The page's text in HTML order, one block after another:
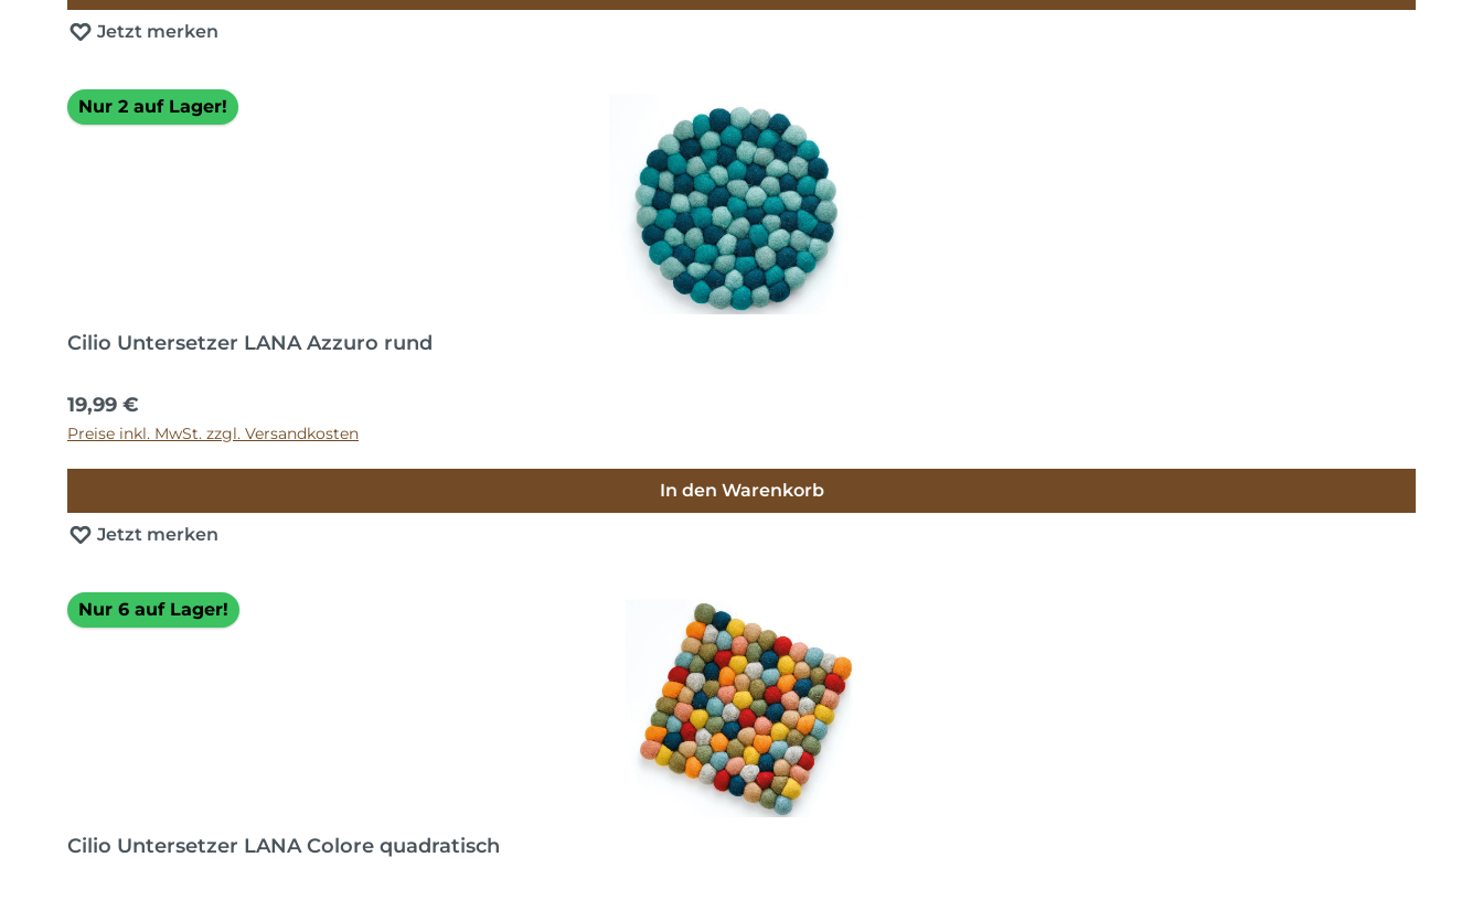
Jetzt merken
Nur 2 auf Lager!
Cilio Untersetzer LANA Azzuro rund
Regulärer Preis:
19,99 €
Preise inkl. MwSt. zzgl. Versandkosten
In den Warenkorb
Jetzt merken
Nur 6 auf Lager!
Cilio Untersetzer LANA Colore quadratisch